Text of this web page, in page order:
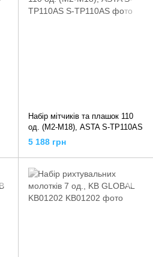
Набір мітчиків та плашок 110
од. (M2-M18), ASTA S-TP110AS
5 188 грн